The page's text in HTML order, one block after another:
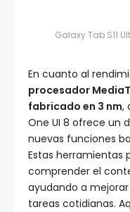
Galaxy Tab S11
En cuanto al
procesador
fabricado en 3 nm,
One UI 8 ofrece un
nuevas funciones
Estas herramientas
comprender el
ayudando a
tareas cotidianas.